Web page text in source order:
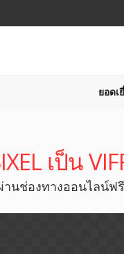
ยอดเ
เป็น
นช่องทางออนไลน์ฟรี